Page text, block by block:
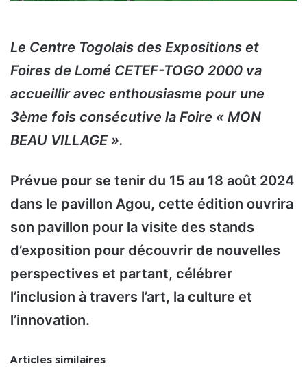
Le Centre Togolais des Expositions et
Foires de Lomé CETEF-TOGO 2000 va
accueillir avec enthousiasme pour une
3ème fois consécutive la Foire « MON
BEAU VILLAGE ».
Prévue pour se tenir du 15 au 18 août 2024
dans le pavillon Agou, cette édition ouvrira
son pavillon pour la visite des stands
d’exposition pour découvrir de nouvelles
perspectives et partant, célébrer
l’inclusion à travers l’art, la culture et
l’innovation.
Articles similaires